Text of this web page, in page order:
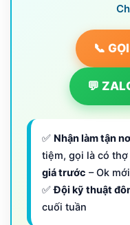
📞
💬
✅ Nhận làm tận
tiệm, gọi là có thợ
giá trước – Ok
✅Đội kỹ thuật
cuối tuần